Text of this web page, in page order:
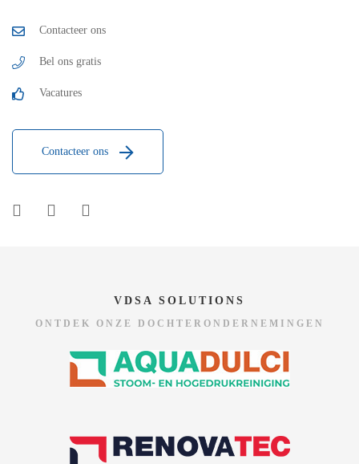
Contacteer ons
Bel ons gratis
Vacatures
Contacteer ons
VDSA SOLUTIONS
ONTDEK ONZE DOCHTERONDERNEMINGEN